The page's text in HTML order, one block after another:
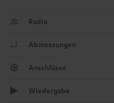
Radio
Abmessungen
Anschlüsse
Wiedergabe